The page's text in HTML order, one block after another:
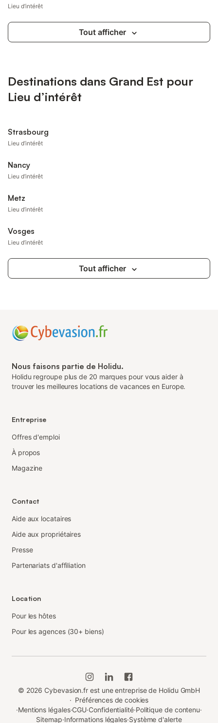
Lieu d’intérêt
Tout afficher
Destinations dans Grand Est pour
Lieu d’intérêt
Strasbourg
Lieu d’intérêt
Nancy
Lieu d’intérêt
Metz
Lieu d’intérêt
Vosges
Lieu d’intérêt
Tout afficher
Nous faisons partie de Holidu.
Holidu regroupe plus de 20 marques pour vous aider à
trouver les meilleures locations de vacances en Europe.
Entreprise
Offres d'emploi
À propos
Magazine
Contact
Aide aux locataires
Aide aux propriétaires
Presse
Partenariats d'affiliation
Location
Pour les hôtes
Pour les agences (30+ biens)
© 2026 Cybevasion.fr est une entreprise de Holidu GmbH
· Préférences de cookies
·Mentions légales·CGU·Confidentialité·Politique de contenu·
Sitemap·Informations légales·Système d'alerte